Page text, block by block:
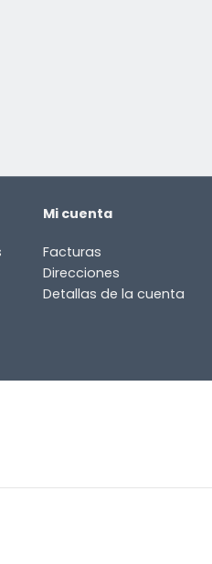
Mi cuenta
Facturas
Direcciones
Detallas de la cuenta